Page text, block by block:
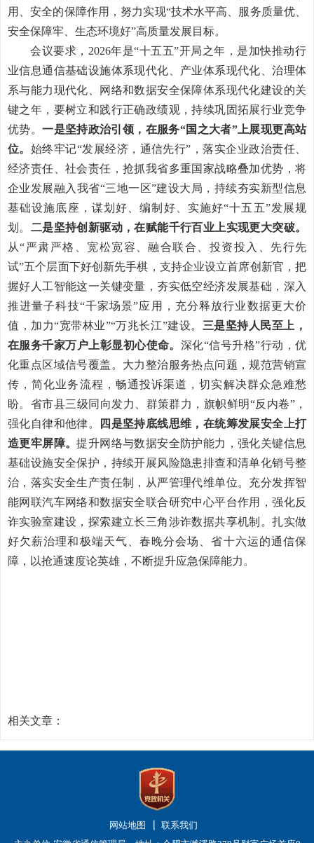
用、安全的保障作用，努力实现“技术水平高、服务质量优、
安全保障牢、生态环境好”高质量发展目标。
会议要求， 2026年是“十五五”开局之年，是加快推动行
业信息通信基础设施体系现代化、产业体系现代化、治理体
系与能力现代化、网络和数据安全保障体系现代化建设的关
键之年，要树立和践行正确政绩观，持续巩固拓展行业竞争
优势。一是坚持政治引领，在服务“国之大者”上展现更高站
位。 始终牢记“发展经济，通信先行”，落实企业政治责任、
经济责任、社会责任，抢抓我省多重国家战略叠加优势，将
企业发展融入我省“三地一区”建设大局，持续夯实新型信息
基础设施底座，谋划好、编制好、实施好“十五五”发展规
划。 二是坚持创新驱动，在赋能千行百业上实现更大突破。
从“严肃严格、宽松宽容、融合联合、投资投入、先行先
试”五个层面下好创新先手棋，支持企业设立首席创新官，把
握好人工智能这一关键变量，夯实低空经济发展基础，深入
推进量子科技“千家场景”应用，充分释放行业数据更大价
值，加力“宽带林业”“万兆长江”建设。 三是坚持人民至上，
在服务千家万户上彰显初心使命。 深化“信号升格”行动，优
化重点区域信号覆盖。大力整治服务热点问题，规范营销宣
传，简化业务流程，畅通投诉渠道，切实解决群众急难愁
盼。省市县三级同向发力、群策群力，旗帜鲜明“反内卷”，
强化自律和他律。
四是坚持底线思维，在统筹发展安全上打
造更牢屏障。提升网络与数据安全防护能力，强化关键信息
基础设施安全保护，持续开展风险隐患排查和清单化销号整
治，落实安全生产责任制，从严管理代维单位。充分发挥智
能网联汽车网络和数据安全联合研究中心平台作用，强化反
诈实验室建设，探索建立长三角涉诈数据共享机制。扎实做
好欠薪治理和极端天气、春晚分会场、省十六运的通信保
障，以抢通速度论英雄，不断提升应急保障能力。
相关文章：
网站地图
联系我们